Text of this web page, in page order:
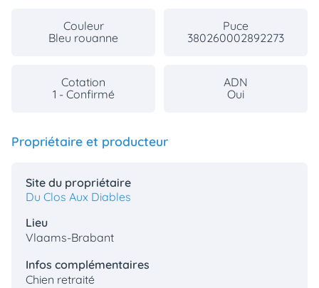
Couleur
Bleu rouanne
Puce
380260002892273
Cotation
1 - Confirmé
ADN
Oui
Propriétaire et producteur
Site du propriétaire
Du Clos Aux Diables
Lieu
Vlaams-Brabant
Infos complémentaires
Chien retraité